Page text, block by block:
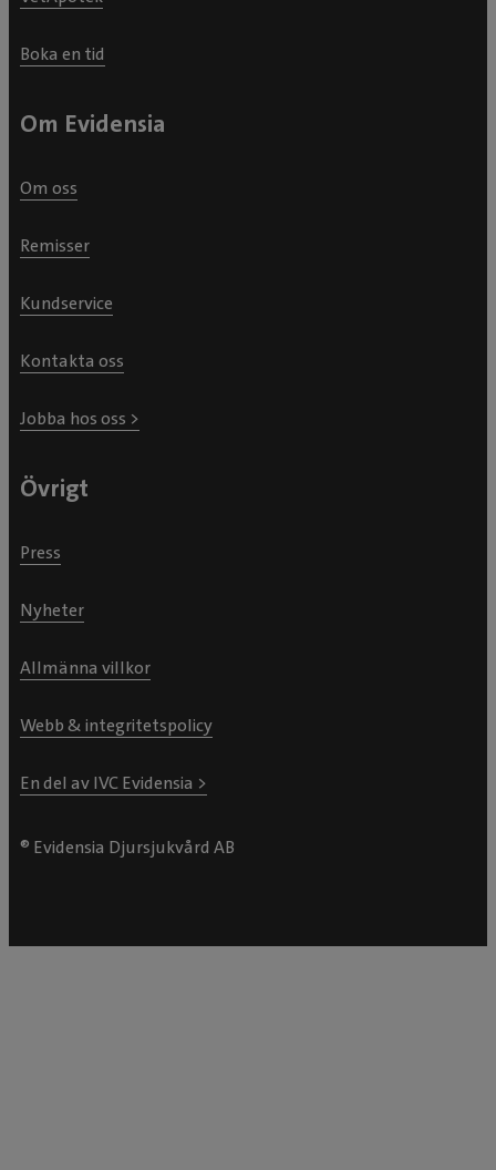
Boka en tid
Om Evidensia
Om oss
Remisser
Kundservice
Kontakta oss
Jobba hos oss >
Övrigt
Press
Nyheter
Allmänna villkor
Webb & integritetspolicy
En del av IVC Evidensia >
® Evidensia Djursjukvård AB